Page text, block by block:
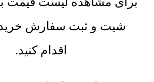
شیت و ثبت سفارش خرید،
اقدام کنید.